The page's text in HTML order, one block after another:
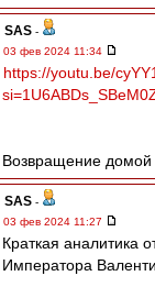
SAS -
03 фев 2024 11:34
https://youtu.be/
Возвращение домой
SAS -
03 фев 2024 11:27
Краткая аналитика
Императора